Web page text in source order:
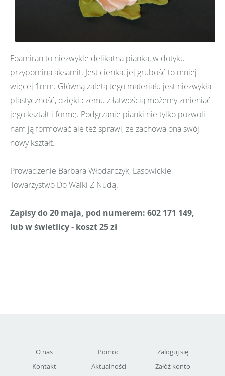
Foamiran to niezwykle delikatna pianka, w dotyku
przypomina aksamit. Jest cienka, jej grubość to mniej
więcej 1mm. Główną zaletą tego materiału jest niezwykła
plastyczność, dzięki czemu z łatwością możemy zmieniać
jego kształt i formę. Podgrzanie pianki nie tylko pozwoli
nam ją formować ale też sprawi, ze zachowa ona swój
nowy kształt.
Prowadzenie Barbara Włodarczyk, Lasowickie
Towarzystwo Do Walki Z Nudą.
Zapisy do 20 maja, pod numerem: 602 171 149,
lub w świetlicy - koszt 25 zł
O nas
Kontakt
Pomoc
Aktualności
Zaloguj się
Załóż konto